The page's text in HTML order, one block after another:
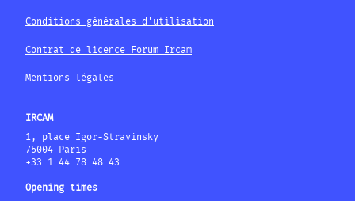
Conditions générales d'utilisation
Contrat de licence Forum Ircam
Mentions légales
IRCAM
1, place Igor-Stravinsky
75004 Paris
+33 1 44 78 48 43
Opening times